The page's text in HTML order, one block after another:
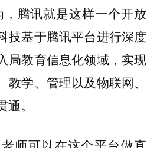
，腾讯就是这样一个开放
技基于腾讯平台进行深度
局教育信息化领域，实现
教学、管理以及物联网、
。